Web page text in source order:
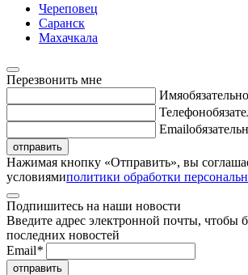
Череповец
Саранск
Махачкала
Перезвонить мне
Имя
Телефон
Email
отправить
Нажимая кнопку «Отправить», вы
условиямиполитики обработки
Подпишитесь на наши новости
Введите адрес электронной почты, чтобы
последних новостей
Email*
отправить